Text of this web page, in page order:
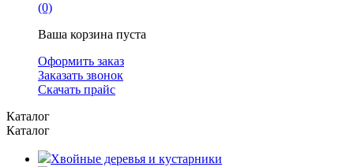
(0)
Ваша корзина пуста
Оформить заказ
Заказать звонок
Скачать прайс
Каталог
Каталог
Хвойные деревья и кустарники